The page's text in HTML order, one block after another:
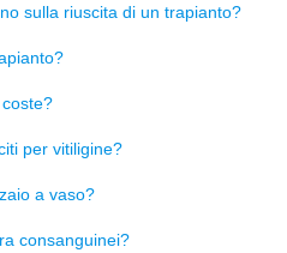
sulla riuscita di un trapianto?
per vitiligine?
a vaso?
consanguinei?